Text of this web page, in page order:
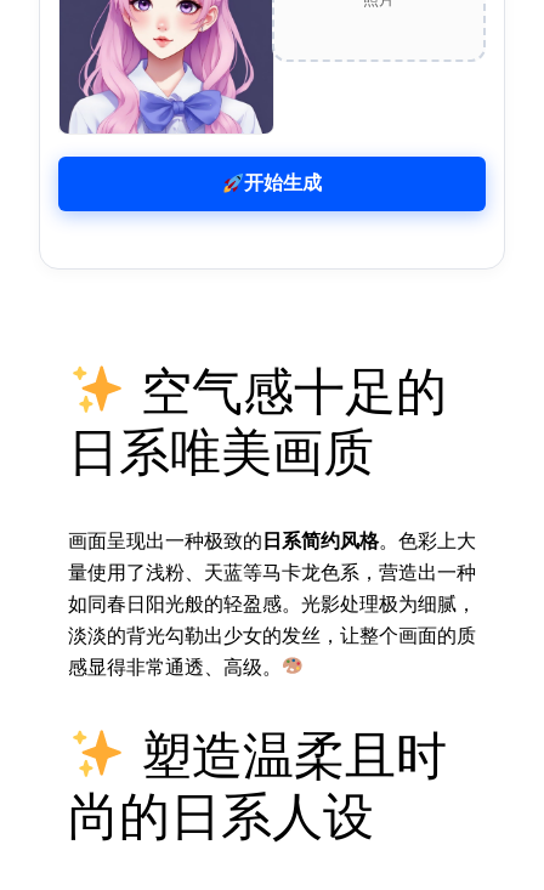
开始生成
空气感十足的
日系唯美画质
画面呈现出一种极致的日系简约风格。色彩上大
量使用了浅粉、天蓝等马卡龙色系，营造出一种
如同春日阳光般的轻盈感。光影处理极为细腻，
淡淡的背光勾勒出少女的发丝，让整个画面的质
感显得非常通透、高级。
塑造温柔且时
尚的日系人设